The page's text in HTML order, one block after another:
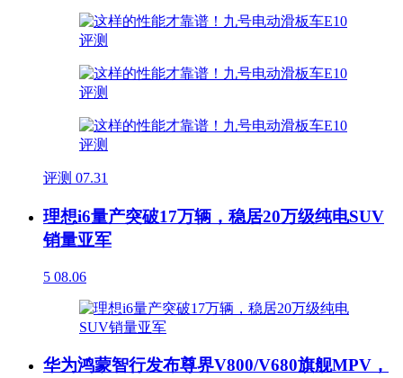
评测 07.31
理想i6量产突破17万辆，稳居20万级纯电SUV
销量亚军
5 08.06
华为鸿蒙智行发布尊界V800/V680旗舰MPV，